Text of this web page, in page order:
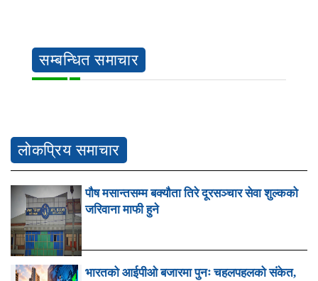
सम्बन्धित समाचार
लोकप्रिय समाचार
पौष मसान्तसम्म बक्यौता तिरे दूरसञ्चार सेवा शुल्कको
जरिवाना माफी हुने
भारतको आईपीओ बजारमा पुनः चहलपहलको संकेत,